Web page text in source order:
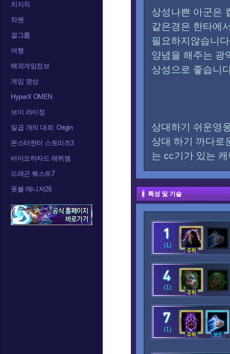
치지직
차벤
걸그룹
여행
해외게임정보
게임 영상
HyperX OMEN
브이 라이징
일곱 개의 대죄: Origin
몬스터헌터 스토리즈3
바이오하자드 레퀴엠
드래곤 퀘스트7
풋볼 매니저26
상성나쁜 아군은
같은경은 한타에
필요하지않습니
양념을 해주는 광
상성으로 좋습니
상대하기 쉬운영
상대 하기 까다로
는 cc기가 있는
특성 및 기술
(1)
(1)
(1)